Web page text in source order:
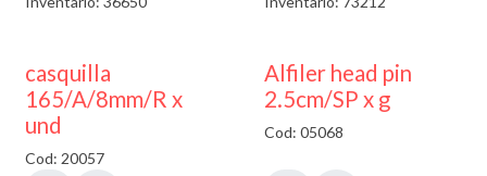
casquilla
165/A/8mm/R x
und
Cod: 20057
Alfiler head pin
2.5cm/SP x g
Cod: 05068